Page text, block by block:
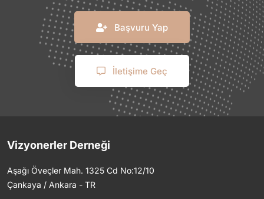
Başvuru Yap
İletişime Geç
Vizyonerler Derneği
Aşağı Öveçler Mah. 1325 Cd No:12/10
Çankaya / Ankara - TR